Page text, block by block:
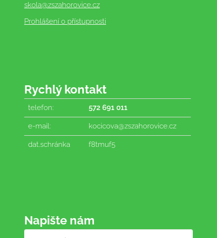
skola@zszahorovice.cz
Prohlášení o přístupnosti
Rychlý kontakt
telefon: 572 691 011
e-mail: kocicova@zszahorovice.cz
dat.schránka f8tmuf5
Napište nám